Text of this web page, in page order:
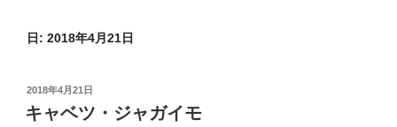
日: 2018年4月21日
投
稿
日:
2018年4月21日
キャベツ・ジャガイモ